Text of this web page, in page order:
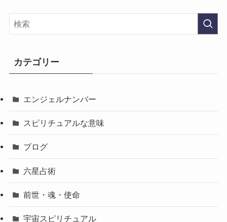
カテゴリー
エンジェルナンバー
スピリチュアルな意味
ブログ
六星占術
前世・魂・使命
宇宙スピリチュアル